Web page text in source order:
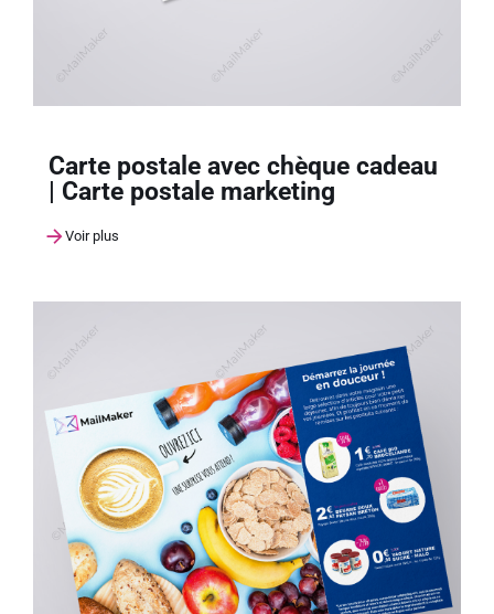
Carte postale avec chèque cadeau
| Carte postale marketing
Voir plus